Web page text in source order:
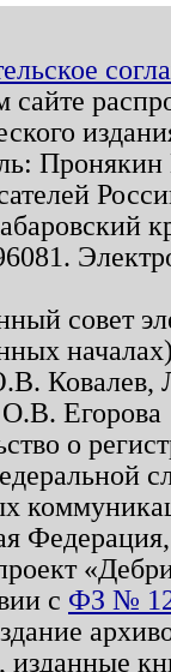
совет
Ковалев,
Егорова
о
с ФЗ №
изданные